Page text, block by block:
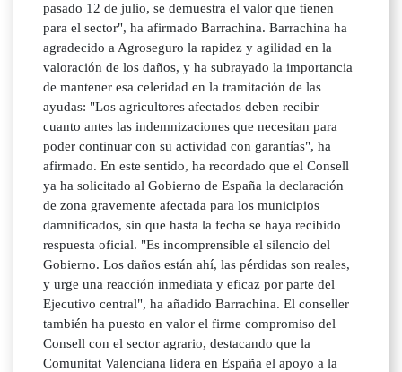
pasado 12 de julio, se demuestra el valor que tienen
para el sector", ha afirmado Barrachina. Barrachina ha
agradecido a Agroseguro la rapidez y agilidad en la
valoración de los daños, y ha subrayado la importancia
de mantener esa celeridad en la tramitación de las
ayudas: "Los agricultores afectados deben recibir
cuanto antes las indemnizaciones que necesitan para
poder continuar con su actividad con garantías", ha
afirmado. En este sentido, ha recordado que el Consell
ya ha solicitado al Gobierno de España la declaración
de zona gravemente afectada para los municipios
damnificados, sin que hasta la fecha se haya recibido
respuesta oficial. "Es incomprensible el silencio del
Gobierno. Los daños están ahí, las pérdidas son reales,
y urge una reacción inmediata y eficaz por parte del
Ejecutivo central", ha añadido Barrachina. El conseller
también ha puesto en valor el firme compromiso del
Consell con el sector agrario, destacando que la
Comunitat Valenciana lidera en España el apoyo a la